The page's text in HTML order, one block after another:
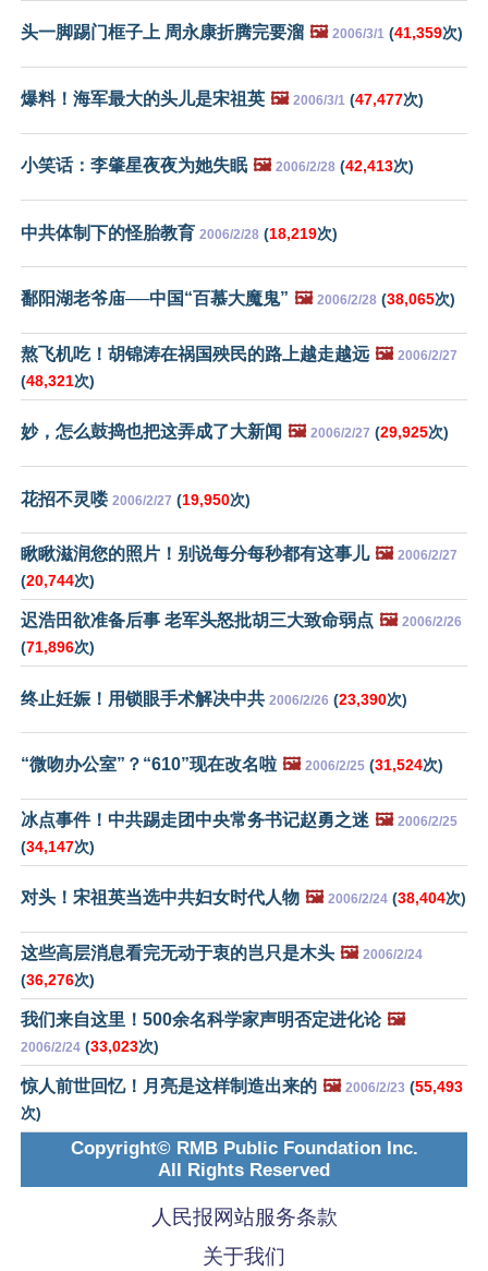
头一脚踢门框子上 周永康折腾完要溜 🖼️ 2006/3/1 (41,359次)
爆料！海军最大的头儿是宋祖英 🖼️ 2006/3/1 (47,477次)
小笑话：李肇星夜夜为她失眠 🖼️ 2006/2/28 (42,413次)
中共体制下的怪胎教育 2006/2/28 (18,219次)
鄱阳湖老爷庙──中国“百慕大魔鬼” 🖼️ 2006/2/28 (38,065次)
熬飞机吃！胡锦涛在祸国殃民的路上越走越远 🖼️ 2006/2/27
(48,321次)
妙，怎么鼓捣也把这弄成了大新闻 🖼️ 2006/2/27 (29,925次)
花招不灵喽 2006/2/27 (19,950次)
瞅瞅滋润您的照片！别说每分每秒都有这事儿 🖼️ 2006/2/27
(20,744次)
迟浩田欲准备后事 老军头怒批胡三大致命弱点 🖼️ 2006/2/26
(71,896次)
终止妊娠！用锁眼手术解决中共 2006/2/26 (23,390次)
“微吻办公室”？“610”现在改名啦 🖼️ 2006/2/25 (31,524次)
冰点事件！中共踢走团中央常务书记赵勇之迷 🖼️ 2006/2/25
(34,147次)
对头！宋祖英当选中共妇女时代人物 🖼️ 2006/2/24 (38,404次)
这些高层消息看完无动于衷的岂只是木头 🖼️ 2006/2/24
(36,276次)
我们来自这里！500余名科学家声明否定进化论 🖼️
2006/2/24 (33,023次)
惊人前世回忆！月亮是这样制造出来的 🖼️ 2006/2/23 (55,493
次)
Copyright© RMB Public Foundation Inc.
All Rights Reserved
人民报网站服务条款
关于我们